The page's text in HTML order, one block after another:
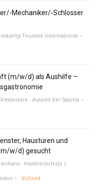
Mechaniker/-Schlosser
Touristik International
(m/w/d) als Aushilfe –
- Auszeit bei Sascha
Haustüren und
w/d) gesucht
- Insektenschutz |
Vollzeit